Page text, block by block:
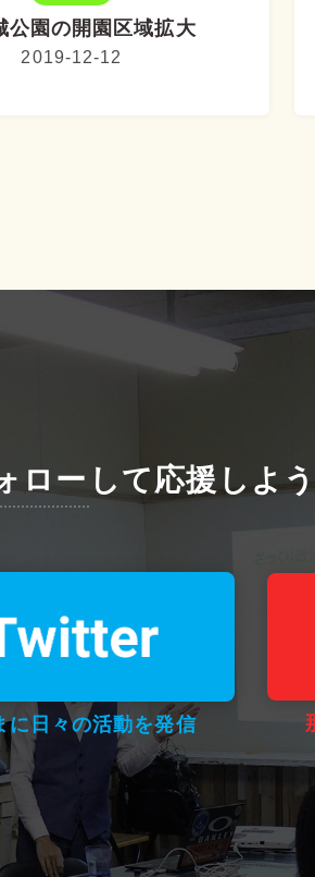
公園の開園区域拡大
2019-12-12
ロー して応援しよ
に日々の活動を発信